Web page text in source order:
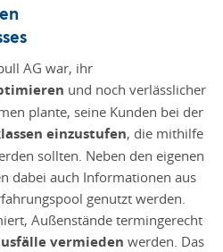
AG war, ihr
und noch verlässlicher
plante, seine Kunden bei der
einzustufen, die mithilfe
sollten. Neben den eigenen
dabei auch Informationen aus
genutzt werden.
Außenstände termingerecht
vermieden werden. Das